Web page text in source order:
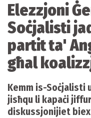
Elezzjoni
Soċjalisti
partit ta'
għal
Kemm is-Soċjalisti
jisħqu li kapaċi
diskussjonijiet